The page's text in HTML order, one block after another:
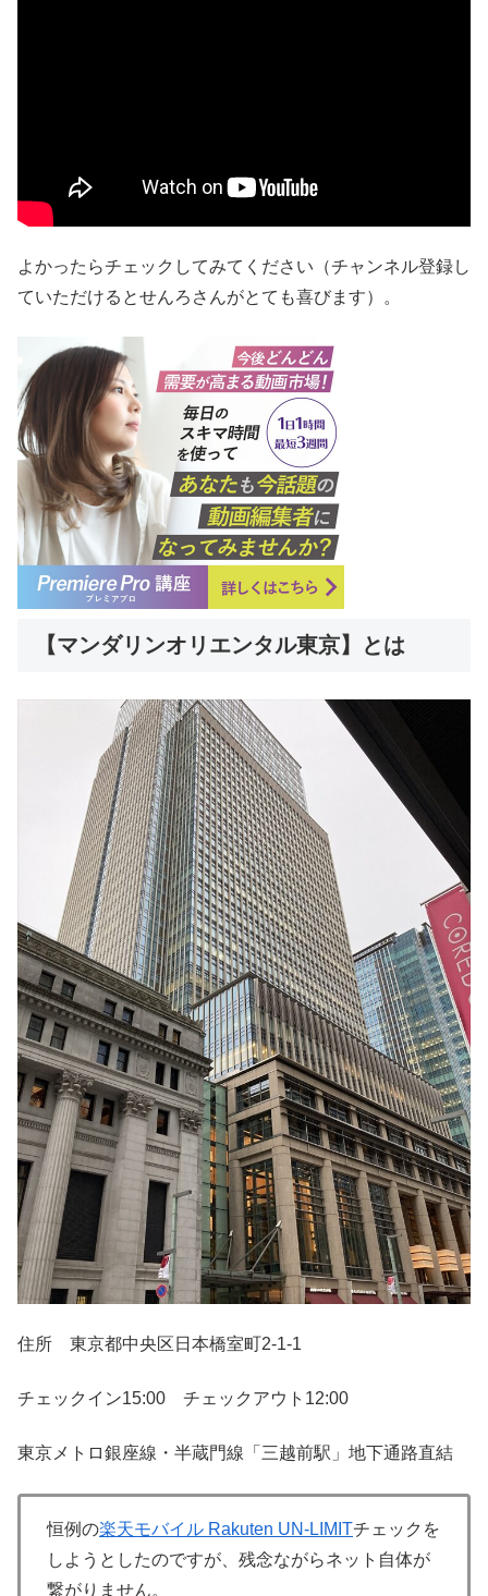
よかったらチェックしてみてください（チャンネル登録し
ていただけるとせんろさんがとても喜びます）。
【マンダリンオリエンタル東京】とは
住所 東京都中央区日本橋室町2-1-1
チェックイン15:00 チェックアウト12:00
東京メトロ銀座線・半蔵門線「三越前駅」地下通路直結
恒例の楽天モバイル Rakuten UN-LIMITチェックを
しようとしたのですが、残念ながらネット自体が
繋がりません。